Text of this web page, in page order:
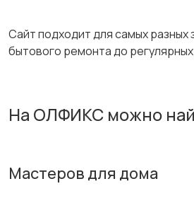
Сайт подходит для самых разных
бытового ремонта до регулярных
На ОЛФИКС можно
Мастеров для дома